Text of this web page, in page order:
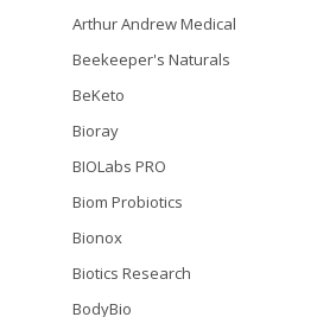
Arthur Andrew Medical
Beekeeper's Naturals
BeKeto
Bioray
BIOLabs PRO
Biom Probiotics
Bionox
Biotics Research
BodyBio